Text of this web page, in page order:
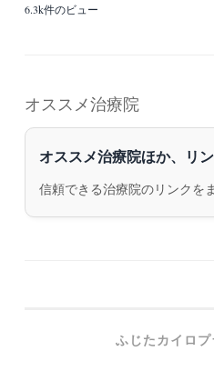
6.3k件のビュー
オススメ治療院
オススメ治療院ほか、リン
信頼できる治療院のリンクを
ふじたカイロ